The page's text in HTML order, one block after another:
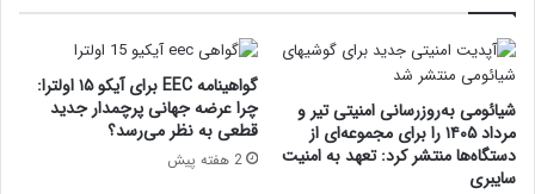
شیائومی به‌روزرسانی امنیتی تیر و
مرداد ۱۴۰۵ را برای مجموعه‌ای از
دستگاه‌ها منتشر کرد: تعهد به امنیت
سایبری
گواهینامه EEC برای آیکو ۱۵ اولترا:
چرا عرضه جهانی پرچمدار جدید
قطعی به نظر می‌رسد؟
2 هفته پیش